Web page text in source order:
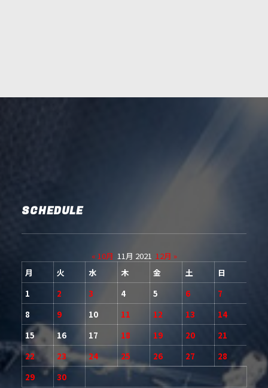
SCHEDULE
« 10月 11月 2021 12月 »
月
火 水 木 金 土
日
1
2 3 4 5 6
7
8
9 10 11 12 13
14
15
16 17 18 19 20
21
22
23 24 25 26 27
28
29
30